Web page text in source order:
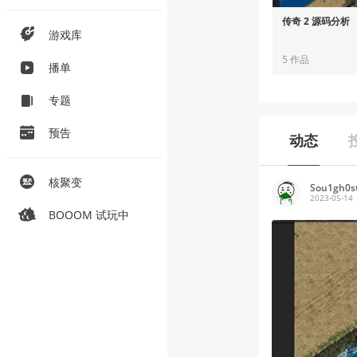
游戏库
播单
专题
预告
核聚变
BOOOM 试玩中
传奇 2 源码分析
5 作品
动态
2023-05-14